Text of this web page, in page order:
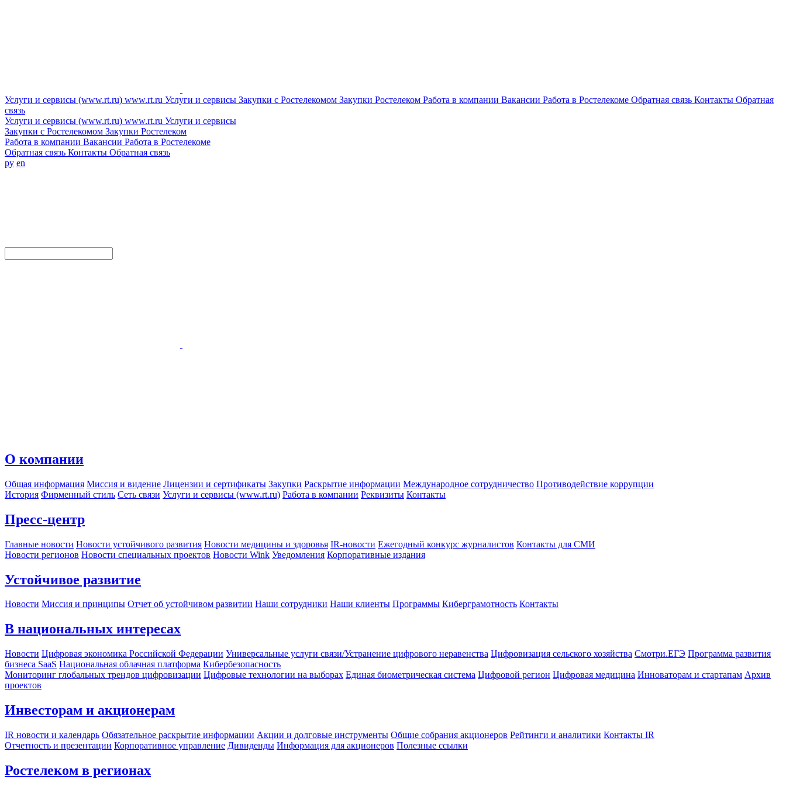
Услуги и сервисы (www.rt.ru) www.rt.ru Услуги и сервисы Закупки с Ростелекомом Закупки Ростелеком Работа в компании Вакансии Работа в Ростелекоме Обратная связь Контакты Обратная
связь
Услуги и сервисы (www.rt.ru) www.rt.ru Услуги и сервисы
Закупки с Ростелекомом Закупки Ростелеком
Работа в компании Вакансии Работа в Ростелекоме
Обратная связь Контакты Обратная связь
ру en
О компании
Общая информация Миссия и видение Лицензии и сертификаты Закупки Раскрытие информации Международное сотрудничество Противодействие коррупции
История Фирменный стиль Сеть связи Услуги и сервисы (www.rt.ru) Работа в компании Реквизиты Контакты
Пресс-центр
Главные новости Новости устойчивого развития Новости медицины и здоровья IR-новости Ежегодный конкурс журналистов Контакты для СМИ
Новости регионов Новости специальных проектов Новости Wink Уведомления Корпоративные издания
Устойчивое развитие
Новости Миссия и принципы Отчет об устойчивом развитии Наши сотрудники Наши клиенты Программы Киберграмотность Контакты
В национальных интересах
Новости Цифровая экономика Российской Федерации Универсальные услуги связи/Устранение цифрового неравенства Цифровизация сельского хозяйства Смотри.ЕГЭ Программа развития
бизнеса SaaS Национальная облачная платформа Кибербезопасность
Мониторинг глобальных трендов цифровизации Цифровые технологии на выборах Единая биометрическая система Цифровой регион Цифровая медицина Инноваторам и стартапам Архив
проектов
Инвесторам и акционерам
IR новости и календарь Обязательное раскрытие информации Акции и долговые инструменты Общие собрания акционеров Рейтинги и аналитики Контакты IR
Отчетность и презентации Корпоративное управление Дивиденды Информация для акционеров Полезные ссылки
Ростелеком в регионах